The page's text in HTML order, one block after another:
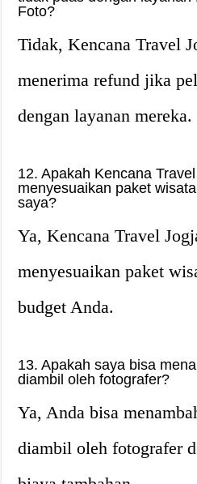
Foto?
Tidak, Kencana Travel
menerima refund jika
dengan layanan mereka.
12. Apakah Kencana
menyesuaikan paket
saya?
Ya, Kencana Travel
menyesuaikan paket
budget Anda.
13. Apakah saya bisa
diambil oleh fotografer?
Ya, Anda bisa
diambil oleh fotografer